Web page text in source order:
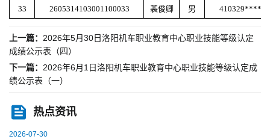
33 2605314103001100033 裴俊卿 男
上一篇： 2026年5月30日洛阳机车职业教育中心职业技能等级认定
成绩公示表（四）
下一篇： 2026年6月1日洛阳机车职业教育中心职业技能等级认定成
绩公示表（一）
热点资讯
2026-07-30